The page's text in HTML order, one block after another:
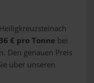
€ pro Tonne bei
Den genauen Preis
über unseren